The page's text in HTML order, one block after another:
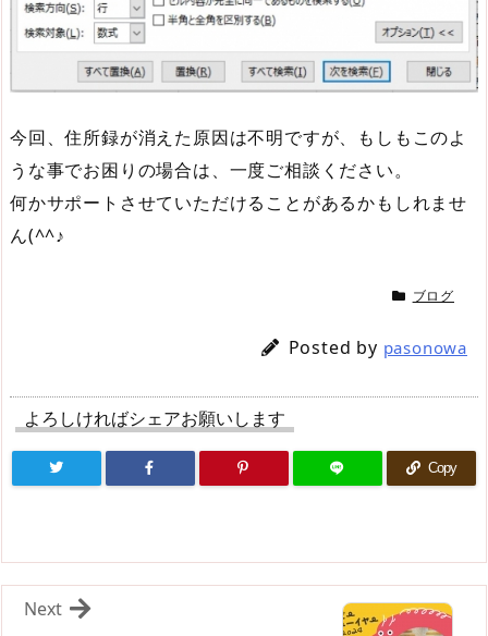
今回、住所録が消えた原因は不明ですが、もしもこのよ
うな事でお困りの場合は、一度ご相談ください。
何かサポートさせていただけることがあるかもしれませ
ん(^^♪
ブログ
Posted by pasonowa
よろしければシェアお願いします
Copy
Next